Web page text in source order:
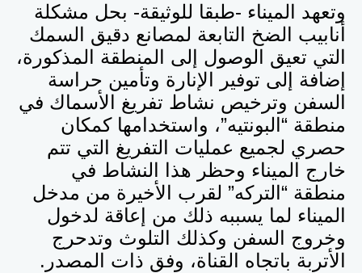
وتعهد الميناء -طبقا للوثيقة- بحل مشكلة
أنابيب الضخ التابعة لمصانع دقيق السمك
التي تعيق الوصول إلى المنطقة المذكورة،
إضافة إلى توفير الإنارة وتأمين حراسة
السفن وترخيص نشاط تفريغ الأسماك في
منطقة “البونتيه”، واستخدامها كمكان
حصري لجميع عمليات التفريغ التي تتم
خارج الميناء وحظر هذا النشاط في
منطقة “التركه” لقرب الأخيرة من مدخل
الميناء لما يسببه ذلك من إعاقة لدخول
وخروج السفن وكذلك التلوث وتدحرج
الأتربة باتجاه القناة، وفق ذات المصدر.